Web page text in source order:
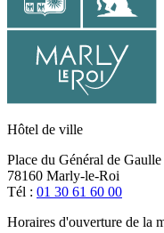
Hôtel de ville
Place du Général de Gaulle
78160 Marly-le-Roi
Tél : 01 30 61 60 00
Horaires d'ouverture de la